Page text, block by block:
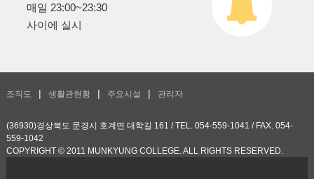
매일 23:00~23:30
사이에 실시
조직도 생활관현황 주요시설 관리자
(36930)경상북도 문경시 호계면 대학길 161 / TEL. 054-559-1041 / FAX. 054-
559-1042
COPYRIGHT © 2011 MUNKYUNG COLLEGE. ALL RIGHTS RESERVED.